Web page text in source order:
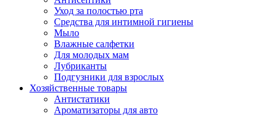
Уход за полостью рта
Средства для интимной гигиены
Мыло
Влажные салфетки
Для молодых мам
Лубриканты
Подгузники для взрослых
Хозяйственные товары
Антистатики
Ароматизаторы для авто